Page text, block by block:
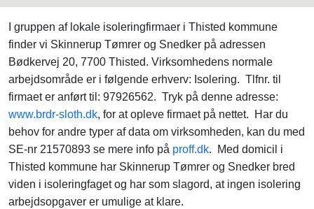
I gruppen af lokale isoleringfirmaer i Thisted kommune
finder vi Skinnerup Tømrer og Snedker på adressen
Bødkervej 20, 7700 Thisted. Virksomhedens normale
arbejdsområde er i følgende erhverv: Isolering. Tlfnr. til
firmaet er anført til: 97926562. Tryk på denne adresse:
www.brdr-sloth.dk, for at opleve firmaet på nettet. Har du
behov for andre typer af data om virksomheden, kan du med
SE-nr 21570893 se mere info på proff.dk. Med domicil i
Thisted kommune har Skinnerup Tømrer og Snedker bred
viden i isoleringfaget og har som slagord, at ingen isolering
arbejdsopgaver er umulige at klare.